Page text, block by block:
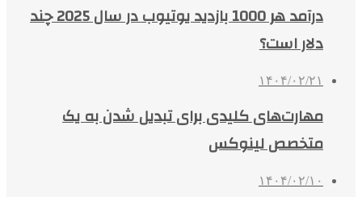
درآمد هر 1000 بازدید یوتیوب در سال 2025 چند
دلار است؟
۱۴۰۴/۰۲/۲۱
مهارت‌های کلیدی برای تبدیل شدن به یک
متخصص لینوکس
۱۴۰۴/۰۲/۱۰